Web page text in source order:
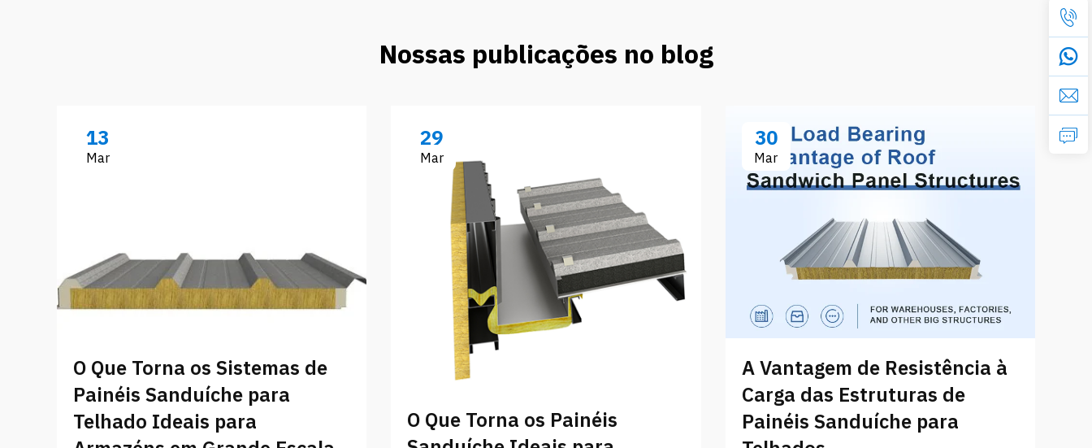
Nossas publicações no blog
13
Mar
O Que Torna os Sistemas de
Painéis Sanduíche para
Telhado Ideais para
29
Mar
O Que Torna os Painéis
30
Mar
A Vantagem de Resistência à
Carga das Estruturas de
Painéis Sanduíche para